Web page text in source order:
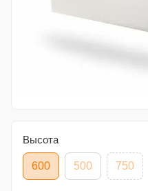
Высота
600 500 750